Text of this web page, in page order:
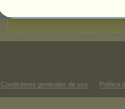
Condiciones generales de uso Política